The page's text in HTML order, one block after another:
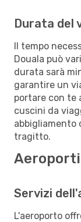
Durata del
Il tempo
Douala può
durata sarà
garantire un
portare con te
cuscini da
abbigliamento
tragitto.
Aeroporti
Servizi
L'aeroporto